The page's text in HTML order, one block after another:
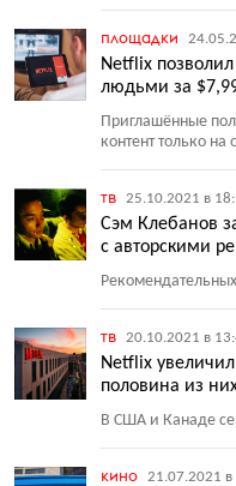
площадки
Netflix
людьми за
Приглашённые
контент только на
тв 25.10.2021 в
Сэм Клебанов
с авторскими
тв 20.10.2021 в
Netflix
половина из
В США и Канаде
кино 21.07.2021 в